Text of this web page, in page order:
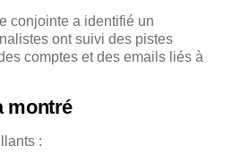
conjointe a identifié un
ont suivi des pistes
comptes et des emails liés à
montré
: